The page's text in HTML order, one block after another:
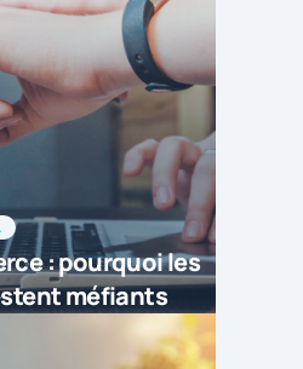
: pourquoi les
méfiants